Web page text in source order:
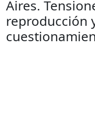
Aires.
reproducción